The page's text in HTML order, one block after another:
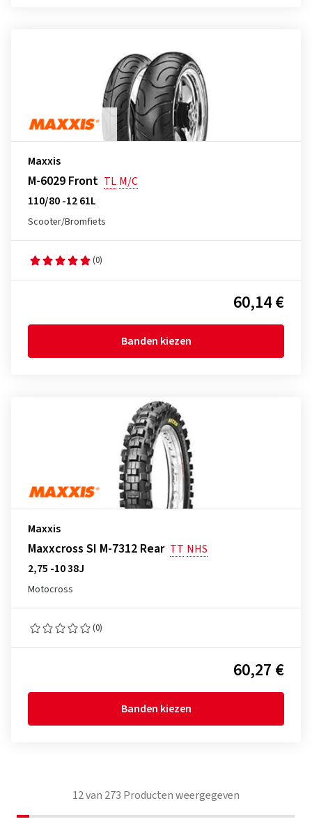
Maxxis
M-6029 Front TL M/C
110/80 -12 61L
Scooter/Bromfiets
(0)
60,14 €
Banden kiezen
Maxxis
Maxxcross SI M-7312 Rear TT NHS
2,75 -10 38J
Motocross
(0)
60,27 €
Banden kiezen
12van 273 Producten weergegeven